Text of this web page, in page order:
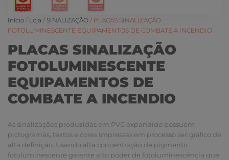
Início / Loja / SINALIZAÇÃO / PLACAS SINALIZAÇÃO
FOTOLUMINESCENTE EQUIPAMENTOS DE COMBATE A INCENDIO
PLACAS SINALIZAÇÃO
FOTOLUMINESCENTE
EQUIPAMENTOS DE
COMBATE A INCENDIO
As sinalizações produzidas em PVC expandido possuem
pictogramas, textos e cores impressas em processo serigráﬁco de
alta deﬁnição. Usando alta concentração de pigmento
fotoluminescente garante alto poder de fotoluminescência que